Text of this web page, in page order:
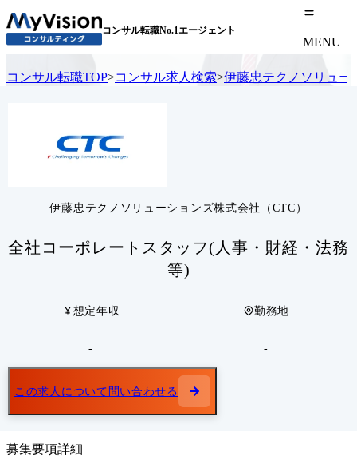
コンサル転職No.1エージェント
MENU
コンサル転職TOP>コンサル求人検索>伊藤忠テクノソリュー
伊藤忠テクノソリューションズ株式会社（CTC）
全社コーポレートスタッフ(人事・財経・法務
等)
想定年収
-
勤務地
-
この求人について問い合わせる
募集要項詳細